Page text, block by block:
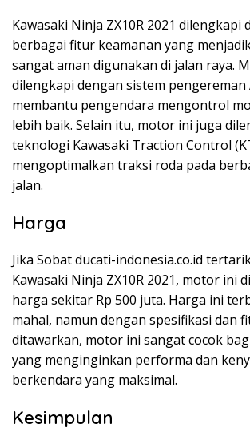
Kawasaki Ninja ZX10R 2021 dilengkapi
berbagai fitur keamanan yang
sangat aman digunakan di jalan raya.
dilengkapi dengan sistem pengereman
membantu pengendara mengontrol
lebih baik. Selain itu, motor ini juga
teknologi Kawasaki Traction Control
mengoptimalkan traksi roda pada
jalan.
Harga
Jika Sobat ducati-indonesia.co.id
Kawasaki Ninja ZX10R 2021, motor ini
harga sekitar Rp 500 juta. Harga ini
mahal, namun dengan spesifikasi dan
ditawarkan, motor ini sangat cocok
yang menginginkan performa dan
berkendara yang maksimal.
Kesimpulan